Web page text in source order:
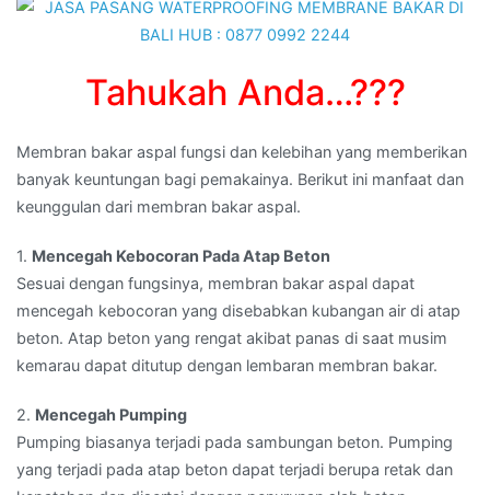
GIANYAR,BALI
Tahukah Anda…???
Membran bakar aspal fungsi dan kelebihan yang memberikan
banyak keuntungan bagi pemakainya. Berikut ini manfaat dan
keunggulan dari membran bakar aspal.
1. Mencegah Kebocoran Pada Atap Beton
Sesuai dengan fungsinya, membran bakar aspal dapat
mencegah kebocoran yang disebabkan kubangan air di atap
beton. Atap beton yang rengat akibat panas di saat musim
kemarau dapat ditutup dengan lembaran membran bakar.
2. Mencegah Pumping
Pumping biasanya terjadi pada sambungan beton. Pumping
yang terjadi pada atap beton dapat terjadi berupa retak dan